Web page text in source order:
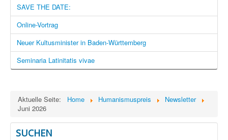
SAVE THE DATE:
Online-Vortrag
Neuer Kultusminister in Baden-Württemberg
Seminaria Latinitatis vivae
Aktuelle Seite: Home Humanismuspreis
Newsletter
Juni 2026
SUCHEN